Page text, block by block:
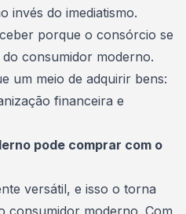
invés do imediatismo.
porque o consórcio se
consumidor moderno.
um meio de adquirir bens:
financeira e
pode comprar com o
versátil, e isso o torna
consumidor moderno. Com